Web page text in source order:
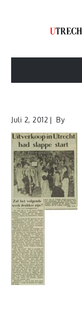
1893-1967
Juli 2, 2012 By